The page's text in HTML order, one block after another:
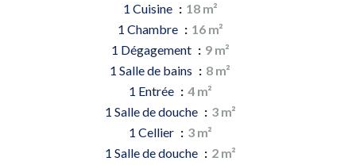
1 Cuisine
18 m²
1 Chambre
16 m²
1 Dégagement
9 m²
1 Salle de bains
8 m²
1 Entrée
4 m²
1 Salle de douche
3 m²
1 Cellier
3 m²
1 Salle de douche
2 m²